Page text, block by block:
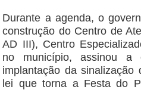
Durante a agenda, o
construção do Centro de
AD III), Centro
no município, assinou a
implantação da
lei que torna a Festa do